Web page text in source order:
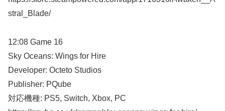
stral_Blade/
12:08 Game 16
Sky Oceans: Wings for Hire
Developer: Octeto Studios
Publisher: PQube
対応機種: PS5, Switch, Xbox, PC